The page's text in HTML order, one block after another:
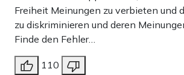
Freiheit Meinungen zu verbieten und
zu diskriminieren und deren
Finde den Fehler…
110